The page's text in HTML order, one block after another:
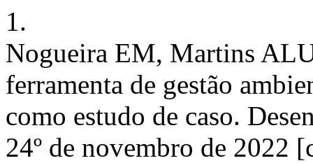
1.
Nogueira EM, Martins
ferramenta de gestão
como estudo de caso.
24º de novembro de 2022